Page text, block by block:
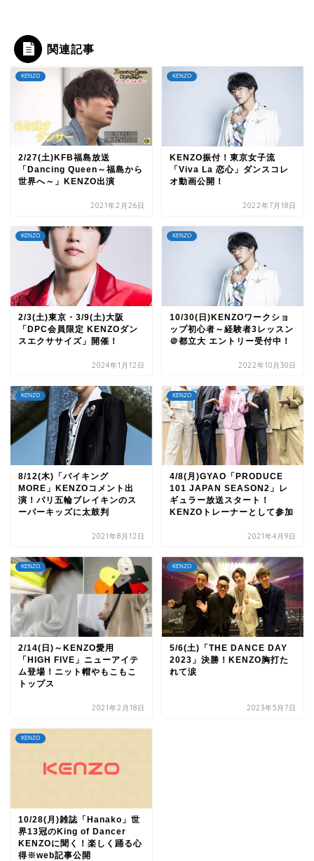
関連記事
KENZO
2/27(土)KFB福島放送
「Dancing Queen～福島から
世界へ～」KENZO出演
2021年2月26日
KENZO
KENZO振付！東京女子流
「Viva La 恋心」ダンスコレ
オ動画公開！
2022年7月18日
KENZO
2/3(土)東京・3/9(土)大阪
「DPC会員限定 KENZOダン
スエクササイズ」開催！
2024年1月12日
KENZO
10/30(日)KENZOワークショ
ップ初心者～経験者3レッスン
＠都立大 エントリー受付中！
2022年10月30日
KENZO
8/12(木)「バイキング
MORE」KENZOコメント出
演！パリ五輪ブレイキンのス
ーパーキッズに太鼓判
2021年8月12日
KENZO
4/8(月)GYAO「PRODUCE
101 JAPAN SEASON2」レ
ギュラー放送スタート！
KENZOトレーナーとして参加
2021年4月9日
KENZO
2/14(日)～KENZO愛用
「HIGH FIVE」ニューアイテ
ム登場！ニット帽やもこもこ
トップス
2021年2月18日
KENZO
5/6(土)「THE DANCE DAY
2023」決勝！KENZO胸打た
れて涙
2023年5月7日
KENZO
10/28(月)雑誌「Hanako」世
界13冠のKing of Dancer
KENZOに聞く！楽しく踊る心
得※web記事公開